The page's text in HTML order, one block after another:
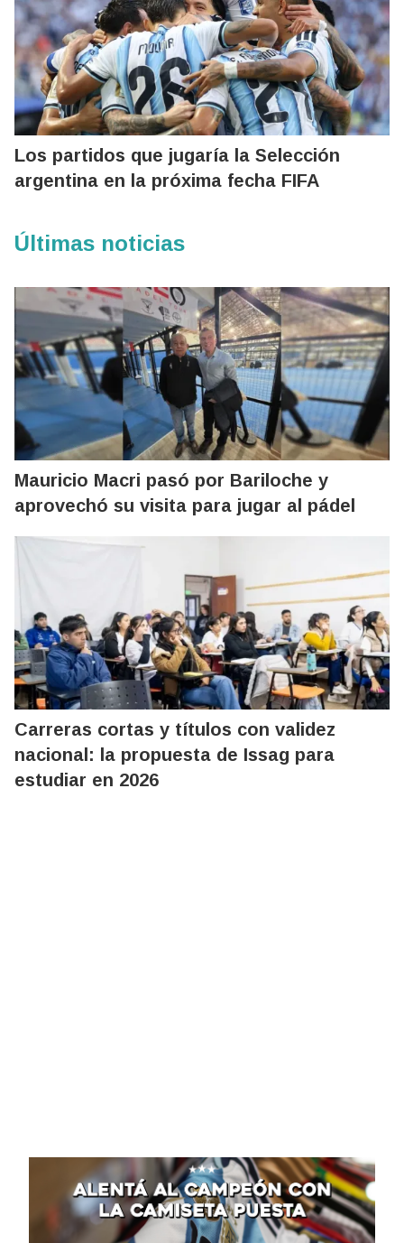
Los partidos que jugaría la Selección
argentina en la próxima fecha FIFA
Últimas noticias
Mauricio Macri pasó por Bariloche y
aprovechó su visita para jugar al pádel
Carreras cortas y títulos con validez
nacional: la propuesta de Issag para
estudiar en 2026